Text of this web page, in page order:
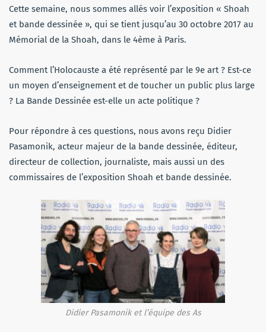
Cette semaine, nous sommes allés voir l’exposition « Shoah
et bande dessinée », qui se tient jusqu’au 30 octobre 2017 au
Mémorial de la Shoah, dans le 4ème à Paris.
Comment l’Holocauste a été représenté par le 9e art ? Est-ce
un moyen d’enseignement et de toucher un public plus large
? La Bande Dessinée est-elle un acte politique ?
Pour répondre à ces questions, nous avons reçu Didier
Pasamonik, acteur majeur de la bande dessinée, éditeur,
directeur de collection, journaliste, mais aussi un des
commissaires de l’exposition Shoah et bande dessinée.
Didier Pasamonik et l’équipe des As